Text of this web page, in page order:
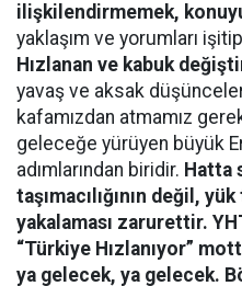
ilişkilendirmemek,
yaklaşım ve yorumları
Hızlanan ve kabuk
yavaş ve aksak
kafamızdan atmamız
geleceğe yürüyen büyük
adımlarından biridir. Hatta
taşımacılığının değil,
yakalaması zarurettir.
“Türkiye Hızlanıyor”
ya gelecek, ya gelecek.